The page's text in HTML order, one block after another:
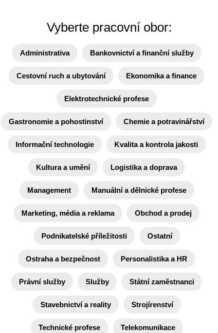
Vyberte pracovní obor:
Administrativa Bankovnictví a finanční služby
Cestovní ruch a ubytování Ekonomika a finance
Elektrotechnické profese
Gastronomie a pohostinství Chemie a potravinářství
Informační technologie Kvalita a kontrola jakosti
Kultura a umění Logistika a doprava
Management Manuální a dělnické profese
Marketing, média a reklama Obchod a prodej
Podnikatelské příležitosti Ostatní
Ostraha a bezpečnost Personalistika a HR
Právní služby Služby Státní zaměstnanci
Stavebnictví a reality Strojírenství
Technické profese Telekomunikace